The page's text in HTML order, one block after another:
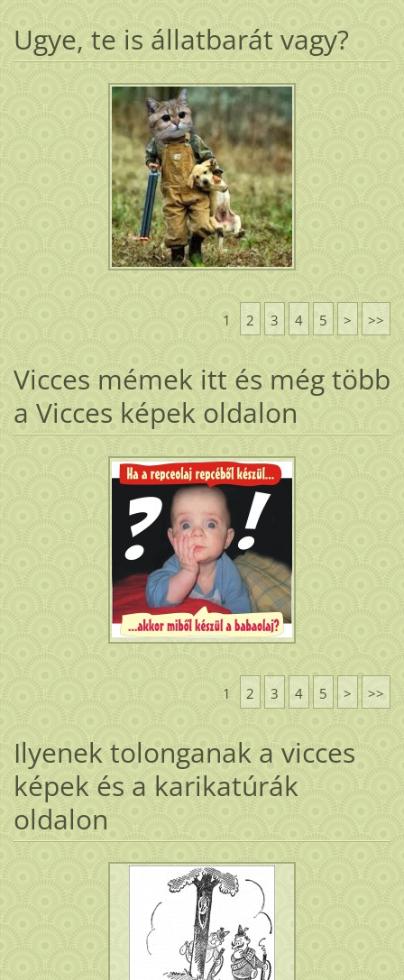
Ugye, te is állatbarát vagy?
1 2 3 4 5 > >>
Vicces mémek itt és még több
a Vicces képek oldalon
1 2 3 4 5 > >>
Ilyenek tolonganak a vicces
képek és a karikatúrák
oldalon